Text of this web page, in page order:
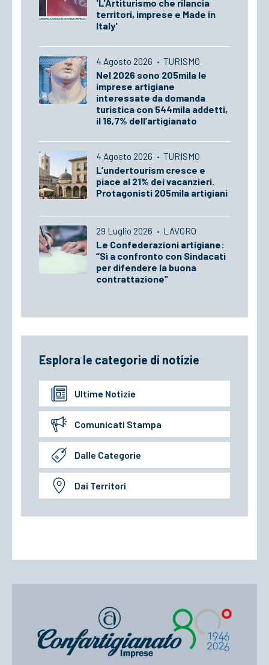
'L'Artiturismo che rilancia
territori, imprese e Made in
Italy'
4 Agosto 2026 · TURISMO
Nel 2026 sono 205mila le
imprese artigiane
interessate da domanda
turistica con 544mila addetti,
il 16,7% dell’artigianato
4 Agosto 2026 · TURISMO
L’undertourism cresce e
piace al 21% dei vacanzieri.
Protagonisti 205mila artigiani
29 Luglio 2026 · LAVORO
Le Confederazioni artigiane:
“Sì a confronto con Sindacati
per difendere la buona
contrattazione”
Esplora le categorie di notizie
Ultime Notizie
Comunicati Stampa
Dalle Categorie
Dai Territori